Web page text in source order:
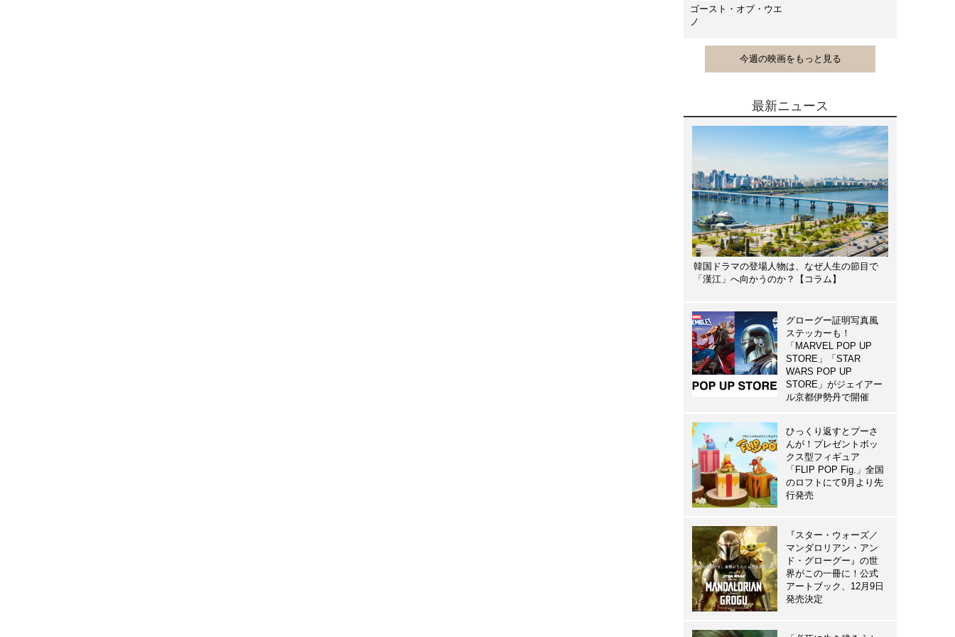
ゴースト・オブ・ウエ
ノ
今週の映画をもっと見る
最新ニュース
韓国ドラマの登場人物は、なぜ人生の節目で
「漢江」へ向かうのか？【コラム】
グローグー証明写真風
ステッカーも！
「MARVEL POP UP
STORE」「STAR
WARS POP UP
STORE」がジェイアー
ル京都伊勢丹で開催
ひっくり返すとプーさ
んが！プレゼントボッ
クス型フィギュア
「FLIP POP Fig.」全国
のロフトにて9月より先
行発売
『スター・ウォーズ／
マンダロリアン・アン
ド・グローグー』の世
界がこの一冊に！公式
アートブック、12月9日
発売決定